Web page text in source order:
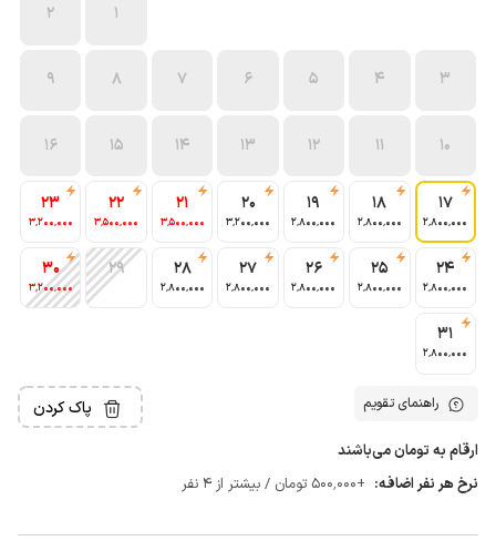
1
2
3
4
5
6
7
8
9
10
11
12
13
14
15
16
17
2٬800٬000
18
2٬800٬000
19
2٬800٬000
20
3٬200٬000
21
3٬500٬000
22
3٬500٬000
23
3٬200٬000
24
2٬800٬000
25
2٬800٬000
26
2٬800٬000
27
2٬800٬000
28
2٬800٬000
29
30
3٬200٬000
31
2٬800٬000
راهنمای تقویم پاک کردن
ارقام به تومان می‌باشند
نرخ هر نفر اضافه: +500٬000 تومان / بیشتر از 4 نفر